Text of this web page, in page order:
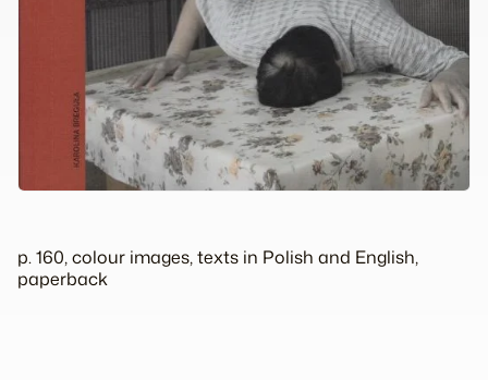
p. 160, colour images, texts in Polish and English,
paperback